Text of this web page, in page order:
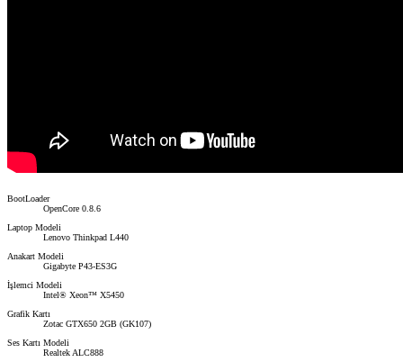
BootLoader
OpenCore 0.8.6
Laptop Modeli
Lenovo Thinkpad L440
Anakart Modeli
Gigabyte P43-ES3G
İşlemci Modeli
Intel® Xeon™ X5450
Grafik Kartı
Zotac GTX650 2GB (GK107)
Ses Kartı Modeli
Realtek ALC888